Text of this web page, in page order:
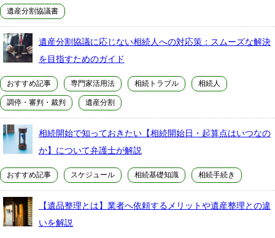
遺産分割協議書
遺産分割協議に応じない相続人への対応策：スムーズな解決
を目指すためのガイド
おすすめ記事 専門家活用法 相続トラブル 相続人
調停・審判・裁判 遺産分割
相続開始で知っておきたい【相続開始日・起算点はいつなの
か】について弁護士が解説
おすすめ記事 スケジュール 相続基礎知識 相続手続き
【遺品整理とは】業者へ依頼するメリットや遺産整理との違
いを解説